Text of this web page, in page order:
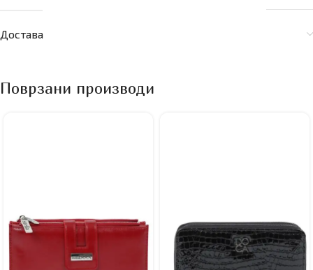
Достава
Поврзани производи